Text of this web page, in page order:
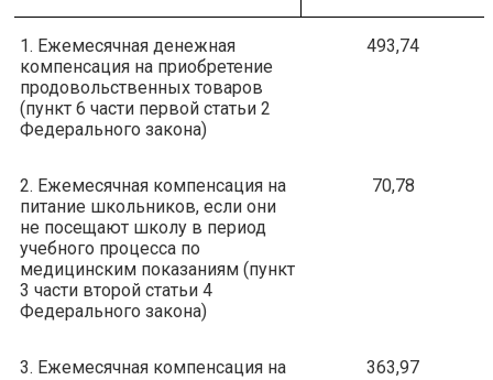
1. Ежемесячная денежная
компенсация на приобретение
продовольственных товаров
(пункт 6 части первой статьи 2
Федерального закона)
493,74
2. Ежемесячная компенсация на
питание школьников, если они
не посещают школу в период
учебного процесса по
медицинским показаниям (пункт
3 части второй статьи 4
Федерального закона)
70,78
3. Ежемесячная компенсация на
363,97